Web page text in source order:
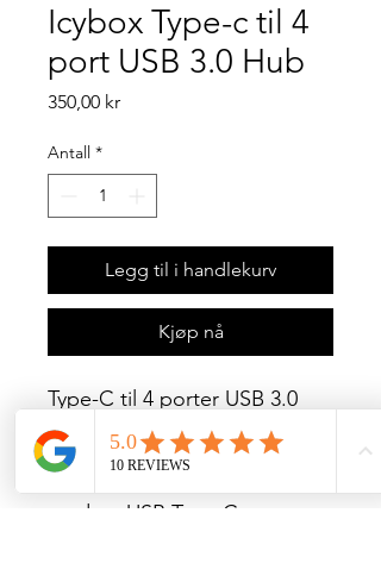
Icybox Type-c til 4
port USB 3.0 Hub
350,00 krPris
Antall *
Legg til i handlekurv
Kjøp nå
Type-C til 4 porter USB 3.0
Hub er en kompakt og
effektiv løsning for å koble
med en USB Type-C-port.